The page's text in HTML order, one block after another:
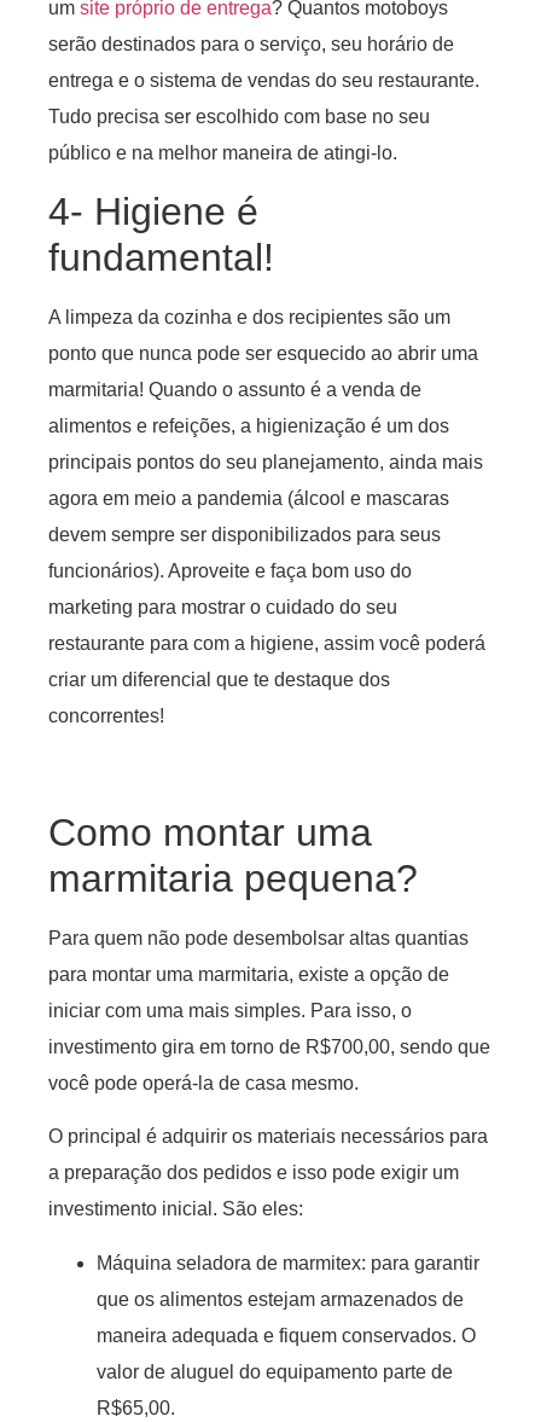
um site próprio de entrega? Quantos motoboys
serão destinados para o serviço, seu horário de
entrega e o sistema de vendas do seu restaurante.
Tudo precisa ser escolhido com base no seu
público e na melhor maneira de atingi-lo.
4- Higiene é
fundamental!
A limpeza da cozinha e dos recipientes são um
ponto que nunca pode ser esquecido ao abrir uma
marmitaria! Quando o assunto é a venda de
alimentos e refeições, a higienização é um dos
principais pontos do seu planejamento, ainda mais
agora em meio a pandemia (álcool e mascaras
devem sempre ser disponibilizados para seus
funcionários). Aproveite e faça bom uso do
marketing para mostrar o cuidado do seu
restaurante para com a higiene, assim você poderá
criar um diferencial que te destaque dos
concorrentes!
Como montar uma
marmitaria pequena?
Para quem não pode desembolsar altas quantias
para montar uma marmitaria, existe a opção de
iniciar com uma mais simples. Para isso, o
investimento gira em torno de R$700,00, sendo que
você pode operá-la de casa mesmo.
O principal é adquirir os materiais necessários para
a preparação dos pedidos e isso pode exigir um
investimento inicial. São eles:
Máquina seladora de marmitex: para garantir
que os alimentos estejam armazenados de
maneira adequada e fiquem conservados. O
valor de aluguel do equipamento parte de
R$65,00.